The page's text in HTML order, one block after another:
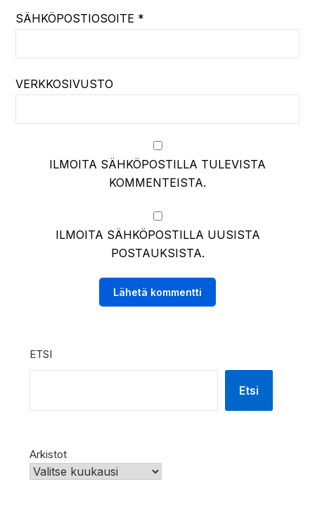
SÄHKÖPOSTIOSOITE *
VERKKOSIVUSTO
ILMOITA SÄHKÖPOSTILLA TULEVISTA
KOMMENTEISTA.
ILMOITA SÄHKÖPOSTILLA UUSISTA
POSTAUKSISTA.
ETSI
Etsi
Arkistot